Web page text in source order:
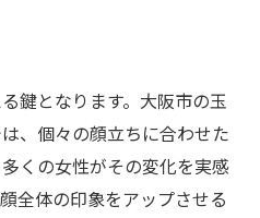
鍵となります。大阪市の玉
、個々の顔立ちに合わせた
くの女性がその変化を実感
全体の印象をアップさせる